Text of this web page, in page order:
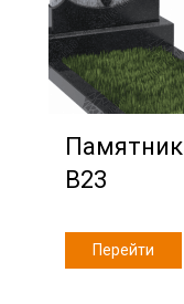
Памятник
В23
Перейти